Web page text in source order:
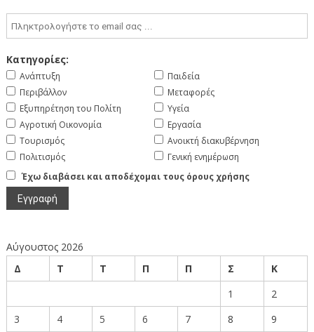
Κατηγορίες:
Ανάπτυξη
Περιβάλλον
Εξυπηρέτηση του Πολίτη
Αγροτική Οικονομία
Τουρισμός
Πολιτισμός
Παιδεία
Μεταφορές
Υγεία
Εργασία
Ανοικτή διακυβέρνηση
Γενική ενημέρωση
Έχω διαβάσει και αποδέχομαι τους όρους χρήσης
Αύγουστος 2026
Δ
Τ Τ Π Π Σ
Κ
1
2
3
4 5 6 7 8
9